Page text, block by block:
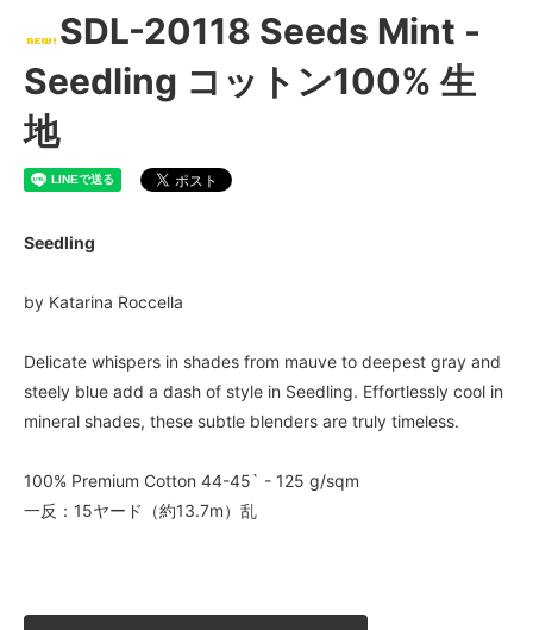
SDL-20118 Seeds Mint -
Seedling コットン100% 生
地
Seedling
by Katarina Roccella
Delicate whispers in shades from mauve to deepest gray and
steely blue add a dash of style in Seedling. Effortlessly cool in
mineral shades, these subtle blenders are truly timeless.
100% Premium Cotton 44-45` - 125 g/sqm
一反：15ヤード（約13.7m）乱